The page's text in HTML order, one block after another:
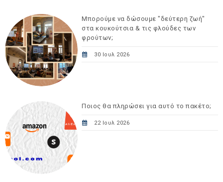
Μπορούμε να δώσουμε "δεύτερη ζωή"
στα κουκούτσια & τις φλούδες των
φρούτων;
30 Ιουλ 2026
Ποιος θα πληρώσει για αυτό το πακέτο;
22 Ιουλ 2026